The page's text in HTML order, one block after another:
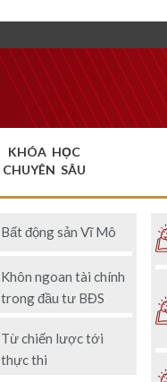
KHÓA HỌC
CHUYÊN SÂU
Bất động sản Vĩ Mô
Khôn ngoan tài chính
trong đầu tư BĐS
Từ chiến lược tới
thực thi